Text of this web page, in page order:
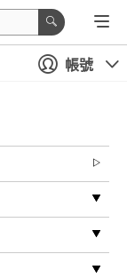
帳號